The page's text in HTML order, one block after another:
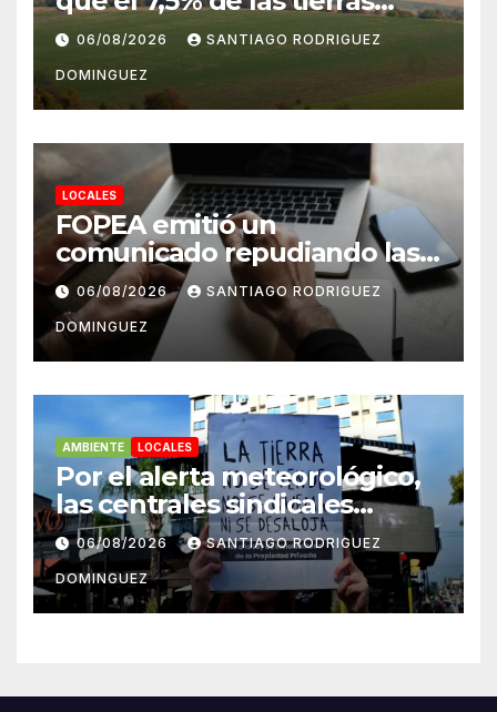
rurales de Mar del Plata
pertenecen a extranjeros
06/08/2026 SANTIAGO RODRIGUEZ
DOMINGUEZ
LOCALES
FOPEA emitió un
comunicado repudiando las
cuentas pseudo periodísticas
de Instagram en Mar del
Plata
06/08/2026 SANTIAGO RODRIGUEZ
DOMINGUEZ
AMBIENTE LOCALES
Por el alerta meteorológico,
las centrales sindicales
suspendieron la convocatoria
contra la Ley de Tierras en
Mar del Plata
06/08/2026 SANTIAGO RODRIGUEZ
DOMINGUEZ